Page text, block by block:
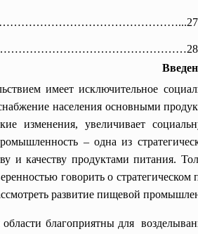
.27
……………………28
имеет исключительное
населения основными
изменения, увеличивает
– одна из
и качеству продуктами питания.
говорить о
развитие пищевой
благоприятны для